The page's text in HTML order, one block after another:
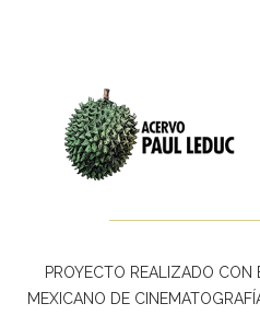
PROYECTO REALIZADO CON
MEXICANO DE